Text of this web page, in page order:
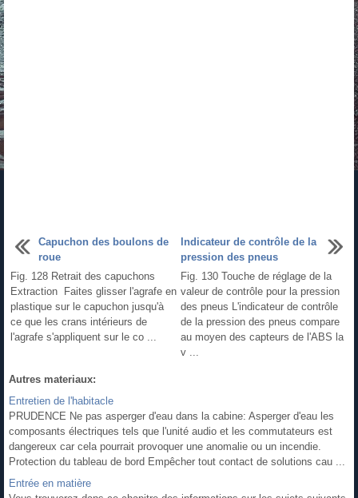
Capuchon des boulons de
roue
Fig. 128 Retrait des capuchons
Extraction Faites glisser l'agrafe en
plastique sur le capuchon jusqu'à
ce que les crans intérieurs de
l'agrafe s'appliquent sur le co ...
Indicateur de contrôle de la
pression des pneus
Fig. 130 Touche de réglage de la
valeur de contrôle pour la pression
des pneus L'indicateur de contrôle
de la pression des pneus compare
au moyen des capteurs de l'ABS la
v ...
Autres materiaux:
Entretien de l'habitacle
PRUDENCE Ne pas asperger d'eau dans la cabine: Asperger d'eau les
composants électriques tels que l'unité audio et les commutateurs est
dangereux car cela pourrait provoquer une anomalie ou un incendie.
Protection du tableau de bord Empêcher tout contact de solutions cau ...
Entrée en matière